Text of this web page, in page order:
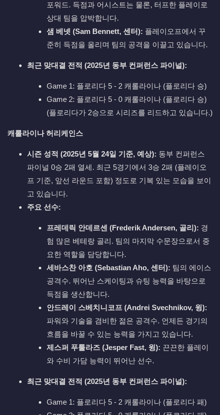
포워드. 득점과 어시스트는 물론, 터프한 플레이로
상대 팀을 압박합니다.
샘 베넷 (Sam Bennett, 센터): 플레이오프에서 꾸
준히 득점을 올리며 팀의 공격을 이끌고 있습니다.
최근 맞대결 전적 (2025년 동부 컨퍼런스 파이널):
Game 1: 플로리다 5 - 2 캐롤라이나 (플로리다 승)
Game 2: 플로리다 5 - 0 캐롤라이나 (플로리다 승)
(플로리다가 2승으로 시리즈를 리드하고 있습니다.)
캐롤라이나 허리케인스
시즌 성적 (2025년 5월 24일 기준, 예상): 동부 컨퍼런스
파이널 0승 2패 열세. 최근 5경기에서 3승 2패 (플레이오
프 기준, 앞선 라운드 포함) 정도로 기복 있는 모습을 보이
고 있습니다.
주요 선수:
프레데릭 안데르센 (Frederik Andersen, 골리): 경
험 많은 베테랑 골리. 팀의 마지막 수문장으로서 중
요한 역할을 담당합니다.
세바스찬 아호 (Sebastian Aho, 센터): 팀의 에이스
공격수. 뛰어난 스케이팅과 슈팅 능력을 바탕으로
득점을 생산합니다.
안드레이 스베치니코프 (Andrei Svechnikov, 윙):
파워와 기술을 겸비한 젊은 공격수. 언제든 경기의
흐름을 바꿀 수 있는 능력을 가지고 있습니다.
제스퍼 푸툴라즈 (Jesper Fast, 윙): 끈끈한 플레이
와 수비 가담 능력이 뛰어난 선수.
최근 맞대결 전적 (2025년 동부 컨퍼런스 파이널):
Game 1: 플로리다 5 - 2 캐롤라이나 (플로리다 패)